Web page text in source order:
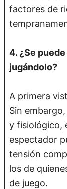
factores de
4. ¿Se
jugándolo?
A primera
Sin
y fisiológico,
espectador
tensión
los de
de juego.